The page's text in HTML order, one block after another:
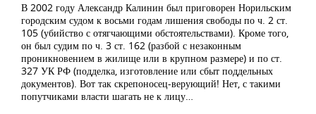
В 2002 году Александр Калинин был приговорен Норильским
городским судом к восьми годам лишения свободы по ч. 2 ст.
105 (убийство с отягчающими обстоятельствами). Кроме того,
он был судим по ч. 3 ст. 162 (разбой с незаконным
проникновением в жилище или в крупном размере) и по ст.
327 УК РФ (подделка, изготовление или сбыт поддельных
документов). Вот так скрепоносец-верующий! Нет, с такими
попутчиками власти шагать не к лицу…